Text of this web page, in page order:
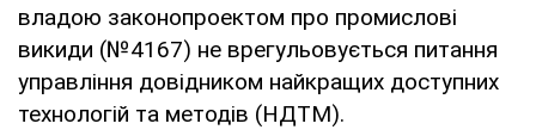
владою законопроектом про промислові
викиди (№4167) не врегульовується питання
управління довідником найкращих доступних
технологій та методів (НДТМ).